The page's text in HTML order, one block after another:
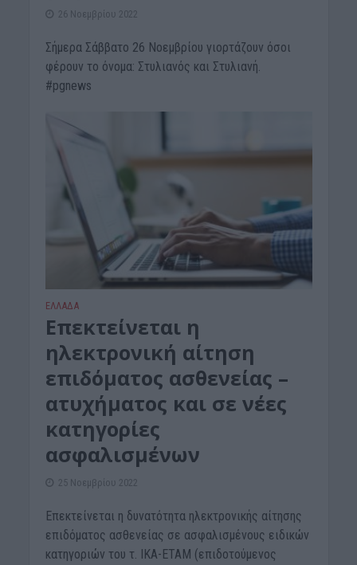
26 Νοεμβρίου 2022
Σήμερα Σάββατο 26 Νοεμβρίου γιορτάζουν όσοι
φέρουν το όνομα: Στυλιανός και Στυλιανή.
#pgnews
ΕΛΛΑΔΑ
Επεκτείνεται η
ηλεκτρονική αίτηση
επιδόματος ασθενείας –
ατυχήματος και σε νέες
κατηγορίες
ασφαλισμένων
25 Νοεμβρίου 2022
Επεκτείνεται η δυνατότητα ηλεκτρονικής αίτησης
επιδόματος ασθενείας σε ασφαλισμένους ειδικών
κατηγοριών του τ. ΙΚΑ-ΕΤΑΜ (επιδοτούμενος